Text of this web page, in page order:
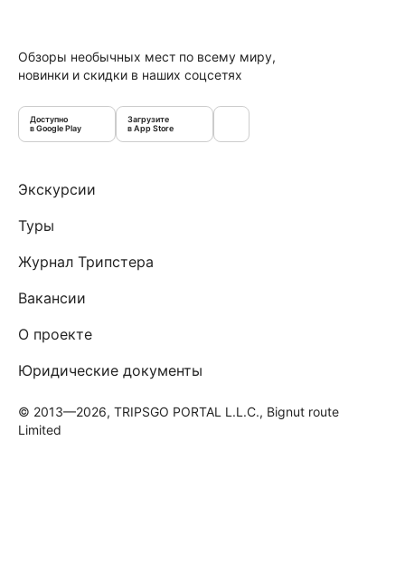
Обзоры необычных мест по всему миру,
новинки и скидки в наших соцсетях
Доступно
в Google Play
Загрузите
в App Store
Экскурсии
Туры
Журнал Трипстера
Вакансии
О проекте
Юридические документы
© 2013—2026, TRIPSGO PORTAL L.L.C., Bignut route
Limited